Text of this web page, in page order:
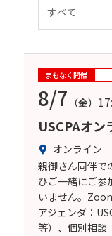
まもなく開催
8/7 （金）
USCPAオン
オンライン
親御さん同伴で
ひご一緒にご参
いません。
アジェンダ：
等）、個別相談